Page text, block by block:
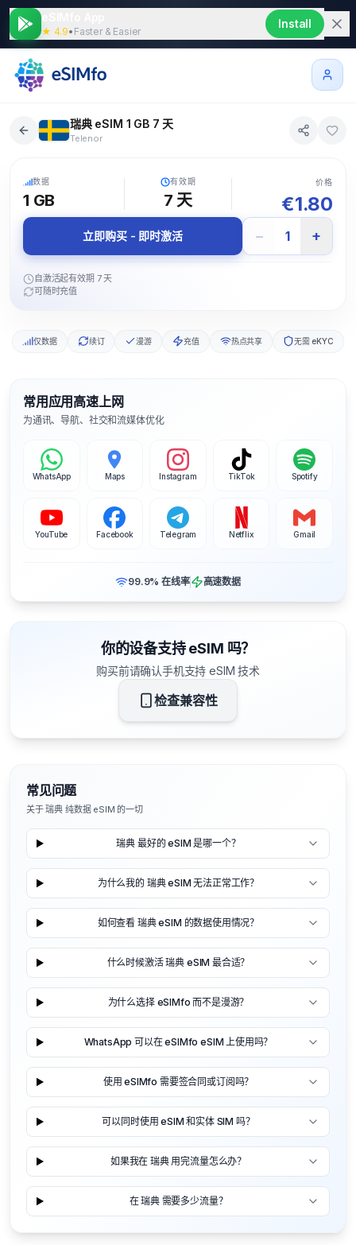
★ 4.9• Faster & Easier
Install
瑞典 eSIM 1 GB 7 天
Telenor
数据
1 GB
有效期
7 天
价格
€1.80
立即购买 - 即时激活 − 1 +
自激活起有效期 7 天
可随时充值
仅数据 续订 漫游 充值 热点共享 无需 eKYC
常用应用高速上网
为通讯、导航、社交和流媒体优化
WhatsApp Maps Instagram TikTok Spotify
YouTube Facebook Telegram Netflix Gmail
99.9% 在线率 高速数据
你的设备支持 eSIM 吗？
购买前请确认手机支持 eSIM 技术
检查兼容性
常见问题
关于 瑞典 纯数据 eSIM 的一切
瑞典 最好的 eSIM 是哪一个？
为什么我的 瑞典 eSIM 无法正常工作？
如何查看 瑞典 eSIM 的数据使用情况？
什么时候激活 瑞典 eSIM 最合适？
为什么选择 eSIMfo 而不是漫游？
WhatsApp 可以在 eSIMfo eSIM 上使用吗？
使用 eSIMfo 需要签合同或订阅吗？
可以同时使用 eSIM 和实体 SIM 吗？
如果我在 瑞典 用完流量怎么办？
在 瑞典 需要多少流量？